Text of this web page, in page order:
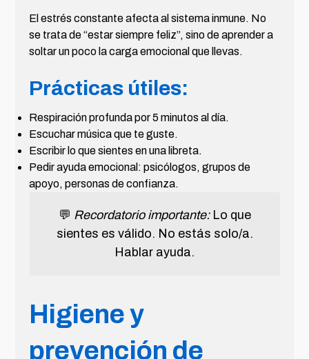
El estrés constante afecta al sistema inmune. No
se trata de “estar siempre feliz”, sino de aprender a
soltar un poco la carga emocional que llevas.
Prácticas útiles:
Respiración profunda por 5 minutos al día.
Escuchar música que te guste.
Escribir lo que sientes en una libreta.
Pedir ayuda emocional: psicólogos, grupos de
apoyo, personas de confianza.
💬 Recordatorio importante:Lo que
sientes es válido. No estás solo/a.
Hablar ayuda.
Higiene y
prevención de